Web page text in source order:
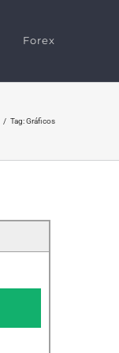
Forex
/ Tag:Gráficos